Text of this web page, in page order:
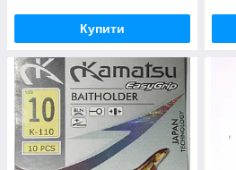
Купити